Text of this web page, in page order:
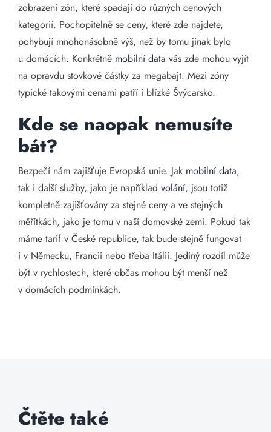
zobrazení zón, které spadají do různých cenových
kategorií. Pochopitelně se ceny, které zde najdete,
pohybují mnohonásobně výš, než by tomu jinak bylo
u domácích. Konkrétně mobilní data vás zde mohou vyjít
na opravdu stovkové částky za megabajt. Mezi zóny
typické takovými cenami patří i blízké Švýcarsko.
Kde se naopak nemusíte
bát?
Bezpečí nám zajišťuje Evropská unie. Jak mobilní data,
tak i další služby, jako je například volání, jsou totiž
kompletně zajišťovány za stejné ceny a ve stejných
měřítkách, jako je tomu v naší domovské zemi. Pokud tak
máme tarif v České republice, tak bude stejně fungovat
i v Německu, Francii nebo třeba Itálii. Jediný rozdíl může
být v rychlostech, které občas mohou být menší než
v domácích podmínkách.
Čtěte také